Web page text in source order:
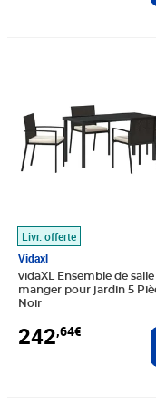
Livr. offerte
Vidaxl
vidaXL Ensemble de salle
manger pour jardin 5
Noir
242,64€